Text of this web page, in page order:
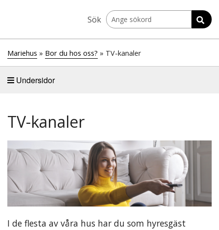
Sök
Mariehus » Bor du hos oss? » TV-kanaler
Undersidor
TV-kanaler
I de flesta av våra hus har du som hyresgäst